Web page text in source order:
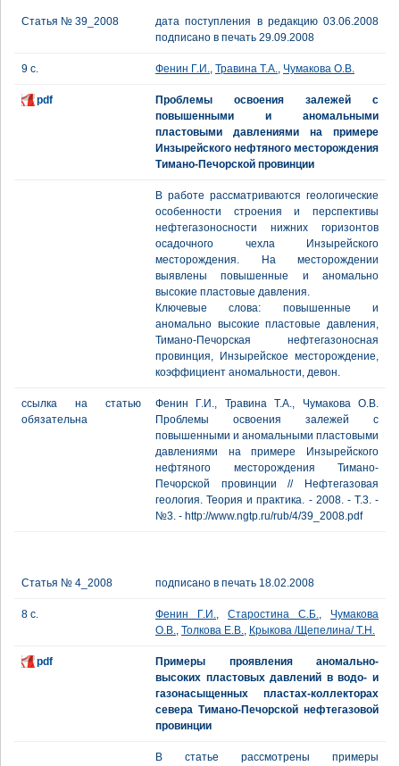
Статья № 39_2008
дата поступления в редакцию 03.06.2008
подписано в печать 29.09.2008
9 с. Фенин Г.И., Травина Т.А., Чумакова О.В.
pdf
Проблемы освоения залежей с
повышенными и аномальными
пластовыми давлениями на примере
Инзырейского нефтяного месторождения
Тимано-Печорской провинции
В работе рассматриваются геологические
особенности строения и перспективы
нефтегазоносности нижних горизонтов
осадочного чехла Инзырейского
месторождения. На месторождении
выявлены повышенные и аномально
высокие пластовые давления.
Ключевые слова: повышенные и
аномально высокие пластовые давления,
Тимано-Печорская нефтегазоносная
провинция, Инзырейское месторождение,
коэффициент аномальности, девон.
ссылка на статью
обязательна
Фенин Г.И., Травина Т.А., Чумакова О.В.
Проблемы освоения залежей с
повышенными и аномальными пластовыми
давлениями на примере Инзырейского
нефтяного месторождения Тимано-
Печорской провинции // Нефтегазовая
геология. Теория и практика. - 2008. - Т.3. -
№3. - http://www.ngtp.ru/rub/4/39_2008.pdf
Статья № 4_2008 подписано в печать 18.02.2008
8 с. Фенин Г.И., Старостина С.Б., Чумакова
О.В., Толкова Е.В., Крыкова /Щепелина/ Т.Н.
pdf
Примеры проявления аномально-
высоких пластовых давлений в водо- и
газонасыщенных пластах-коллекторах
севера Тимано-Печорской нефтегазовой
провинции
В статье рассмотрены примеры